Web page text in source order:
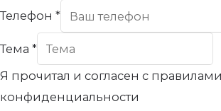
Телефон *
Тема *
Я прочитал и согласен с
конфиденциальности